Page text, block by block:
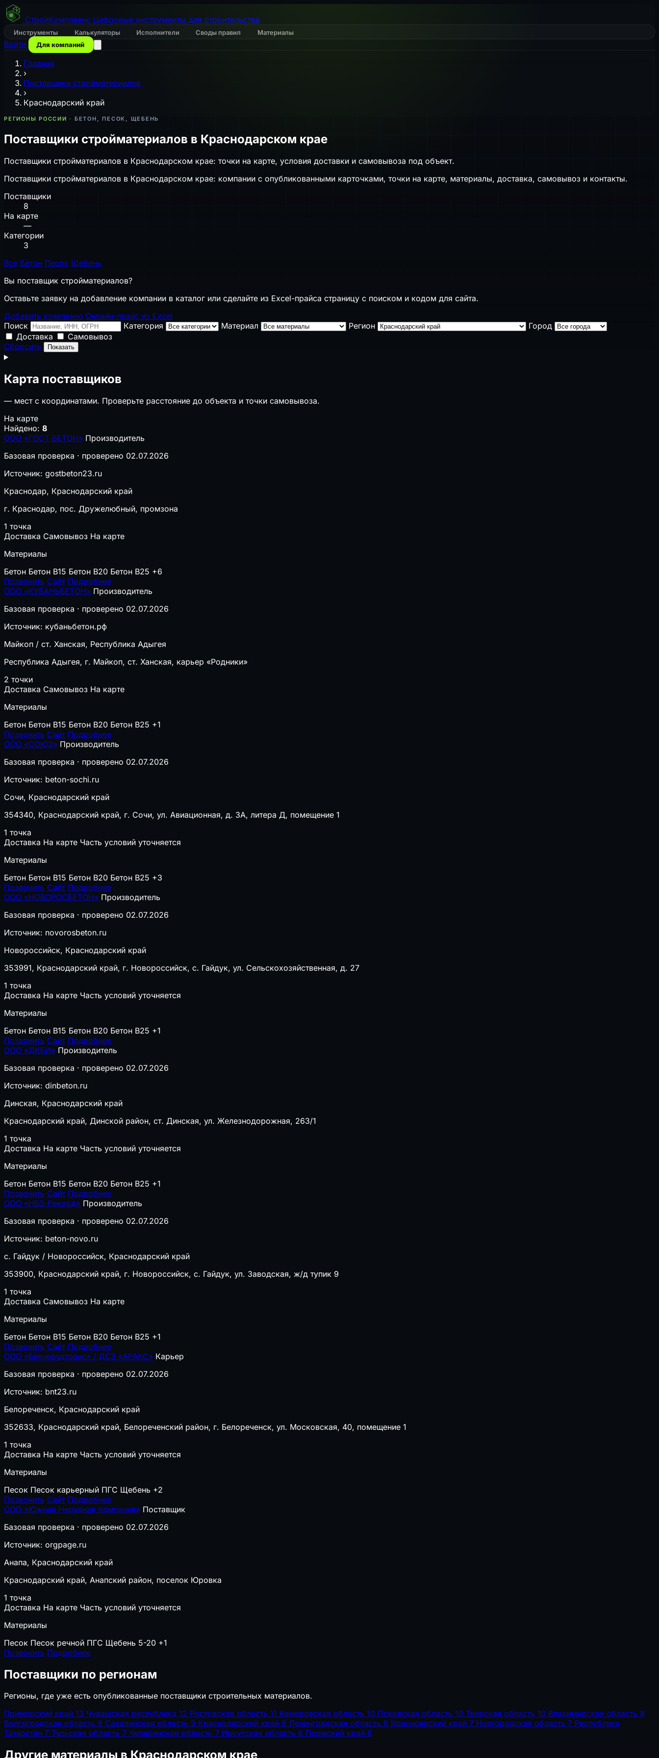
СтройКомплаенс Цифровые инструменты для строительства
Инструменты Калькуляторы Исполнители Своды правил Материалы
Войти Для компаний
Главная
›
Поставщики стройматериалов
›
Краснодарский край
РЕГИОНЫ РОССИИ · БЕТОН, ПЕСОК, ЩЕБЕНЬ
Поставщики стройматериалов в Краснодарском крае
Поставщики стройматериалов в Краснодарском крае: точки на карте, условия доставки и самовывоза под объект.
Поставщики стройматериалов в Краснодарском крае: компании с опубликованными карточками, точки на карте, материалы, доставка, самовывоз и контакты.
Поставщики
8
На карте
—
Категории
3
Все Бетон Песок Щебень
Вы поставщик стройматериалов?
Оставьте заявку на добавление компании в каталог или сделайте из Excel-прайса страницу с поиском и кодом для сайта.
Добавить компанию Онлайн-прайс из Excel
Поиск
Категория Материал Регион
Город
Доставка
Самовывоз
Сбросить
Показать
Карта поставщиков
— мест с координатами. Проверьте расстояние до объекта и точки самовывоза.
На карте
Найдено: 8
ООО «ГОСТ БЕТОН» Производитель
Базовая проверка · проверено 02.07.2026
Источник: gostbeton23.ru
Краснодар, Краснодарский край
г. Краснодар, пос. Дружелюбный, промзона
1 точка
Доставка Самовывоз На карте
Материалы
Бетон Бетон B15 Бетон B20 Бетон B25 +6
Позвонить Сайт Подробнее
ООО «КУБАНЬБЕТОН» Производитель
Базовая проверка · проверено 02.07.2026
Источник: кубаньбетон.рф
Майкоп / ст. Ханская, Республика Адыгея
Республика Адыгея, г. Майкоп, ст. Ханская, карьер «Родники»
2 точки
Доставка Самовывоз На карте
Материалы
Бетон Бетон B15 Бетон B20 Бетон B25 +1
Позвонить Сайт Подробнее
ООО «СОЮЗ» Производитель
Базовая проверка · проверено 02.07.2026
Источник: beton-sochi.ru
Сочи, Краснодарский край
354340, Краснодарский край, г. Сочи, ул. Авиационная, д. 3А, литера Д, помещение 1
1 точка
Доставка На карте Часть условий уточняется
Материалы
Бетон Бетон B15 Бетон B20 Бетон B25 +3
Позвонить Сайт Подробнее
ООО «НОВОРОСБЕТОН» Производитель
Базовая проверка · проверено 02.07.2026
Источник: novorosbeton.ru
Новороссийск, Краснодарский край
353991, Краснодарский край, г. Новороссийск, с. Гайдук, ул. Сельскохозяйственная, д. 27
1 точка
Доставка На карте Часть условий уточняется
Материалы
Бетон Бетон B15 Бетон B20 Бетон B25 +1
Позвонить Сайт Подробнее
ООО «ДКБИ» Производитель
Базовая проверка · проверено 02.07.2026
Источник: dinbeton.ru
Динская, Краснодарский край
Краснодарский край, Динской район, ст. Динская, ул. Железнодорожная, 263/1
1 точка
Доставка На карте Часть условий уточняется
Материалы
Бетон Бетон B15 Бетон B20 Бетон B25 +1
Позвонить Сайт Подробнее
ООО «НБЗ-Рекорд» Производитель
Базовая проверка · проверено 02.07.2026
Источник: beton-novo.ru
с. Гайдук / Новороссийск, Краснодарский край
353900, Краснодарский край, г. Новороссийск, с. Гайдук, ул. Заводская, ж/д тупик 9
1 точка
Доставка Самовывоз На карте
Материалы
Бетон Бетон B15 Бетон B20 Бетон B25 +1
Позвонить Сайт Подробнее
ООО «Белнерудтранс» / ДСЗ «АРАКС» Карьер
Базовая проверка · проверено 02.07.2026
Источник: bnt23.ru
Белореченск, Краснодарский край
352633, Краснодарский край, Белореченский район, г. Белореченск, ул. Московская, 40, помещение 1
1 точка
Доставка На карте Часть условий уточняется
Материалы
Песок Песок карьерный ПГС Щебень +2
Позвонить Сайт Подробнее
ООО «Южная Нерудная Компания» Поставщик
Базовая проверка · проверено 02.07.2026
Источник: orgpage.ru
Анапа, Краснодарский край
Краснодарский край, Анапский район, поселок Юровка
1 точка
Доставка На карте Часть условий уточняется
Материалы
Песок Песок речной ПГС Щебень 5-20 +1
Позвонить Подробнее
Поставщики по регионам
Регионы, где уже есть опубликованные поставщики строительных материалов.
Приморский край 13 Чувашская республика 12 Ростовская область 11 Кемеровская область 10 Псковская область 10 Тверская область 10 Владимирская область 9
Волгоградская область 9 Сахалинская область 9 Краснодарский край 8 Ленинградская область 8 Красноярский край 7 Новгородская область 7 Республика
Татарстан 7 Тульская область 7 Челябинская область 7 Иркутская область 6 Пермский край 6
Другие материалы в Краснодарском крае